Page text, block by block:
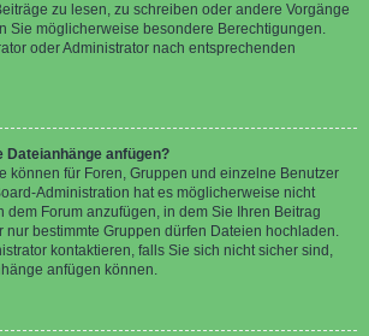
zu lesen, zu schreiben oder andere Vorgänge
Sie möglicherweise besondere Berechtigungen.
oder Administrator nach entsprechenden
Dateianhänge anfügen?
können für Foren, Gruppen und einzelne Benutzer
Administration hat es möglicherweise nicht
dem Forum anzufügen, in dem Sie Ihren Beitrag
nur bestimmte Gruppen dürfen Dateien hochladen.
kontaktieren, falls Sie sich nicht sicher sind,
anfügen können.